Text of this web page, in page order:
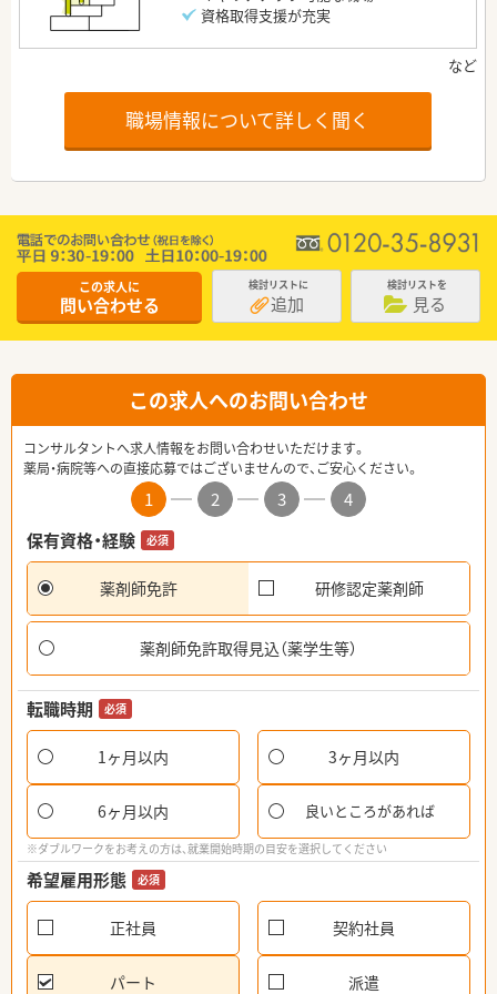
資格取得支援が充実
職場情報について詳しく聞く
この求人に
問い合わせる
検討リストに
追加
検討リストを
見る
この求人へのお問い合わせ
コンサルタントへ求人情報をお問い合わせいただけます。
薬局・病院等への直接応募ではございませんので、ご安心ください。
1 2 3
4
保有資格・経験
必須
薬剤師免許 研修認定薬剤師
薬剤師免許取得見込（薬学生等）
転職時期 必須
1ヶ月以内 3ヶ月以内
6ヶ月以内 良いところがあれば
※ダブルワークをお考えの方は、就業開始時期の目安を選択してください
希望雇用形態 必須
正社員 契約社員
パート 派遣